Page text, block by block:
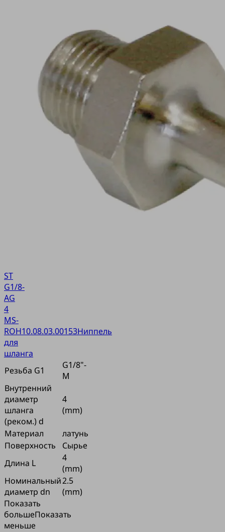
ST
G1/8-
AG
4
MS-
ROH10.08.03.00153Ниппель
для
шланга
Резьба G1
G1/8"-
M
Внутренний
диаметр
шланга
(реком.) d
4
(mm)
Материал
латунь
Поверхность
Сырье
Длина L
4
(mm)
Номинальный
диаметр dn
2.5
(mm)
Показать
большеПоказать
меньше